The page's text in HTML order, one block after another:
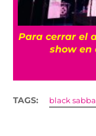
7 canciones
TAGS: black